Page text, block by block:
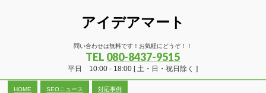
アイデアマート
問い合わせは無料です！お気軽にどうぞ！！
TEL 080-8437-9515
平日 10:00 - 18:00 [ 土・日・祝日除く ]
HOME
SEOニュース
対応事例